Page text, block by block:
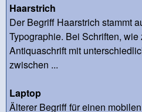
Haarstrich
Der Begriff Haarstrich stammt
Typographie. Bei Schriften,
Antiquaschrift mit
zwischen ...
Laptop
Älterer Begriff für einen